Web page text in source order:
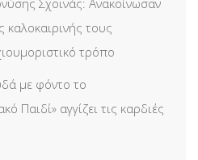
τους
τρόπο
με φόντο το
Παιδί» αγγίζει τις καρδιές